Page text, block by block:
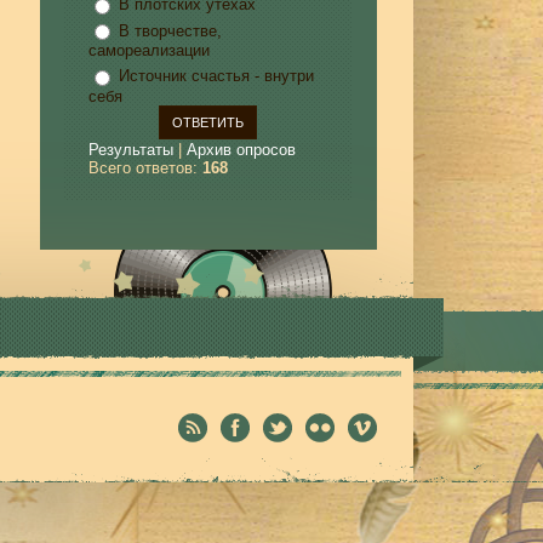
В плотских утехах
В творчестве,
самореализации
Источник счастья - внутри
себя
Результаты| Архив опросов
Всего ответов: 168